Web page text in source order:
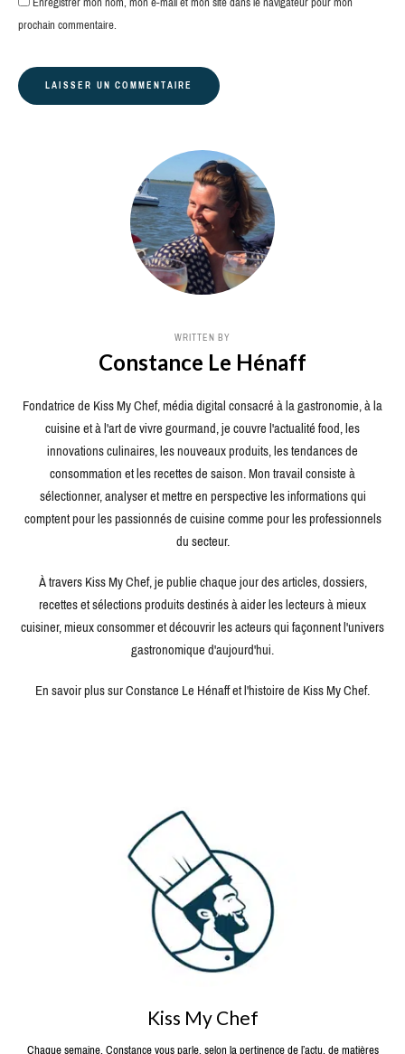
prochain commentaire.
WRITTEN BY
Constance Le Hénaff
Fondatrice de Kiss My Chef, média digital consacré à la gastronomie, à la
cuisine et à l'art de vivre gourmand, je couvre l'actualité food, les
innovations culinaires, les nouveaux produits, les tendances de
consommation et les recettes de saison. Mon travail consiste à
sélectionner, analyser et mettre en perspective les informations qui
comptent pour les passionnés de cuisine comme pour les professionnels
du secteur.
À travers Kiss My Chef, je publie chaque jour des articles, dossiers,
recettes et sélections produits destinés à aider les lecteurs à mieux
cuisiner, mieux consommer et découvrir les acteurs qui façonnent l'univers
gastronomique d'aujourd'hui.
En savoir plus sur Constance Le Hénaff et l'histoire de Kiss My Chef.
Kiss My Chef